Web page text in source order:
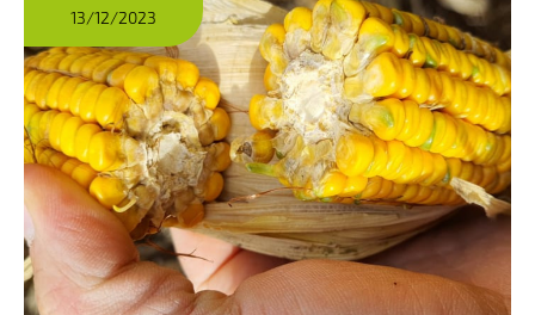
13/12/2023